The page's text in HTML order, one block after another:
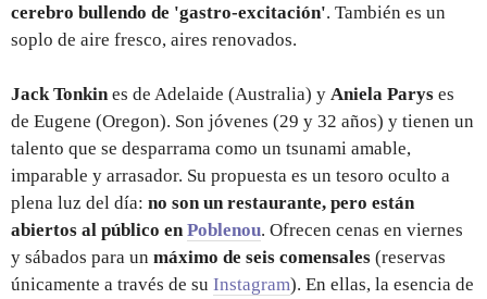
cerebro bullendo de 'gastro-excitación'. También es un
soplo de aire fresco, aires renovados.
Jack Tonkines de Adelaide (Australia) y Aniela Parys es
de Eugene (Oregon). Son jóvenes (29 y 32 años) y tienen un
talento que se desparrama como un tsunami amable,
imparable y arrasador. Su propuesta es un tesoro oculto a
plena luz del día: no son un restaurante, pero están
abiertos al público enPoblenou. Ofrecen cenas en viernes
y sábados para un máximo de seis comensales (reservas
únicamente a través de su Instagram). En ellas, la esencia de